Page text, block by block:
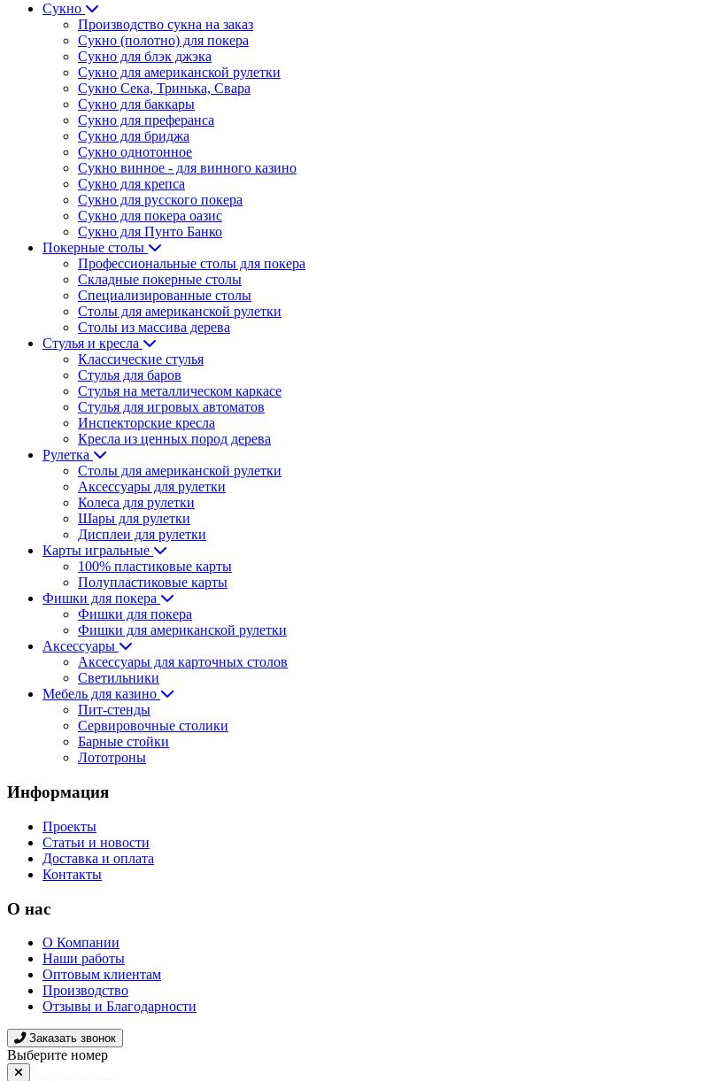
Сукно
Производство сукна на заказ
Сукно (полотно) для покера
Сукно для блэк джэка
Сукно для американской рулетки
Сукно Сека, Тринька, Свара
Сукно для баккары
Сукно для преферанса
Сукно для бриджа
Сукно однотонное
Сукно винное - для винного казино
Сукно для крепса
Сукно для русского покера
Сукно для покера оазис
Сукно для Пунто Банко
Покерные столы
Профессиональные столы для покера
Складные покерные столы
Специализированные столы
Столы для американской рулетки
Столы из массива дерева
Стулья и кресла
Классические стулья
Стулья для баров
Стулья на металлическом каркасе
Стулья для игровых автоматов
Инспекторские кресла
Кресла из ценных пород дерева
Рулетка
Столы для американской рулетки
Аксессуары для рулетки
Колеса для рулетки
Шары для рулетки
Дисплеи для рулетки
Карты игральные
100% пластиковые карты
Полупластиковые карты
Фишки для покера
Фишки для покера
Фишки для американской рулетки
Аксессуары
Аксессуары для карточных столов
Светильники
Мебель для казино
Пит-стенды
Сервировочные столики
Барные стойки
Лототроны
Информация
Проекты
Статьи и новости
Доставка и оплата
Контакты
О нас
О Компании
Наши работы
Оптовым клиентам
Производство
Отзывы и Благодарности
Заказать звонок
Выберите номер